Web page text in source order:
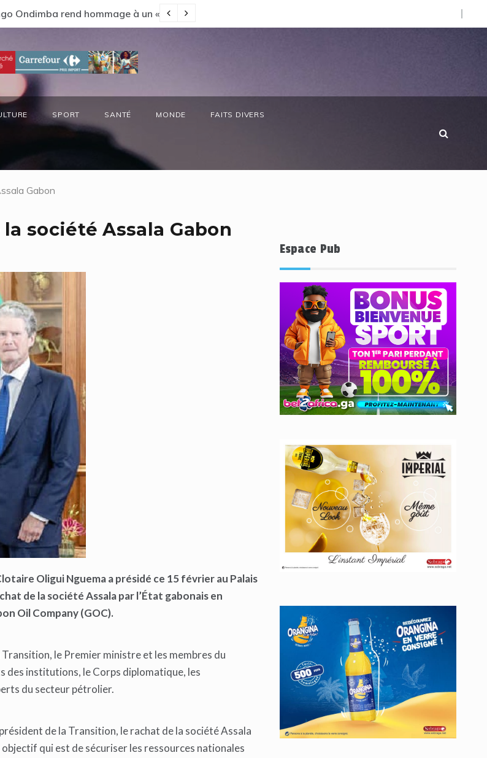
annuelle du Comité National Ozone (CNO).
SPORT SANTÉ MONDE FAITS DIVERS
Gabon
société Assala Gabon
Oligui Nguema a présidé ce 15 février au Palais
de la société Assala par l’État gabonais en
Oil Company (GOC).
le Premier ministre et les membres du
des institutions, le Corps diplomatique, les
du secteur pétrolier.
de la Transition, le rachat de la société Assala
qui est de sécuriser les ressources nationales
Espace Pub